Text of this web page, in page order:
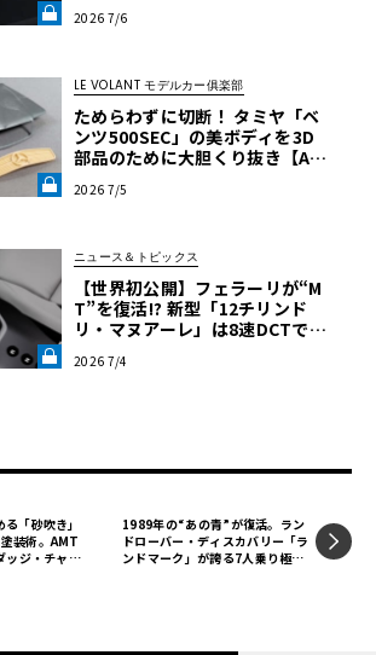
両論必至のデザインとは《LE V
2026 7/6
LE VOLANT モデルカー俱楽部
ためらわずに切断！ タミヤ「ベ
ンツ500SEC」の美ボディを3D
部品のために大胆くり抜き【AM
＋3Dプリント部品で制作】第2
2026 7/5
ニュース＆トピックス
【世界初公開】フェラーリが“M
T”を復活!? 新型「12チリンド
リ・マヌアーレ」は8速DCTで
E VOLANT LAB》
2026 7/4
「砂吹き」
装術。AMT
ッジ・チャー
1989年の“あの青”が復活。ラン
ドローバー・ディスカバリー「ラ
ンドマーク」が誇る7人乗り極上